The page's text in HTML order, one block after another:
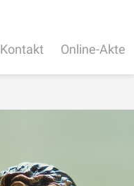
Kontakt Online-Akte